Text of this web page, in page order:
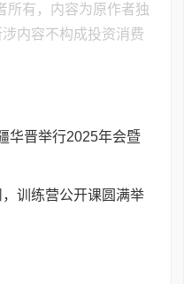
所有，内容为原作者独
内容不构成投资消费
华晋举行2025年会暨
训练营公开课圆满举